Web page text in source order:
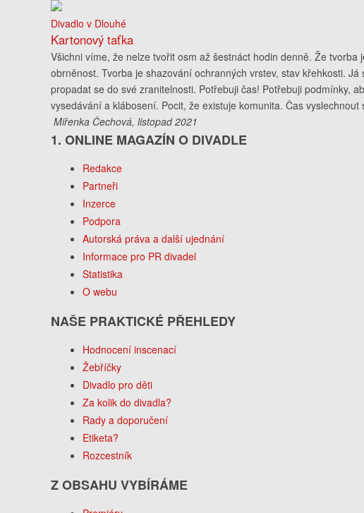
Divadlo v Dlouhé
Kartonový taťka
Všichni víme, že nelze tvořit osm až šestnáct hodin denně. Že
obrněnost. Tvorba je shazování ochranných vrstev, stav křehkosti.
propadat se do své zranitelnosti. Potřebuji čas! Potřebuji podmínky,
vysedávání a klábosení. Pocit, že existuje komunita. Čas
Miřenka Čechová, listopad 2021
1. ONLINE MAGAZÍN O DIVADLE
Redakce
Partneři
Inzerce
Podpora
Autorská práva a další ujednání
Informace pro PR divadel
Statistika
O webu
NAŠE PRAKTICKÉ PŘEHLEDY
Hodnocení inscenací
Žebříčky
Divadlo pro děti
Za kolik do divadla?
Rady a doporučení
Etiketa?
Rozcestník
Z OBSAHU VYBÍRÁME